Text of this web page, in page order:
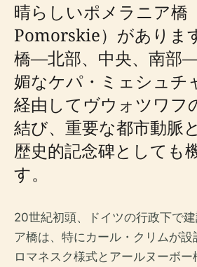
晴らしいポメラニア橋
Pomorskie）がありま
橋—北部、中央、南部
媚なケパ・ミェシュチ
経由してヴウォツワフ
結び、重要な都市動脈
歴史的記念碑としても
す。
20世紀初頭、ドイツの行政下で
ア橋は、特にカール・クリムが
ロマネスク様式とアールヌーボ